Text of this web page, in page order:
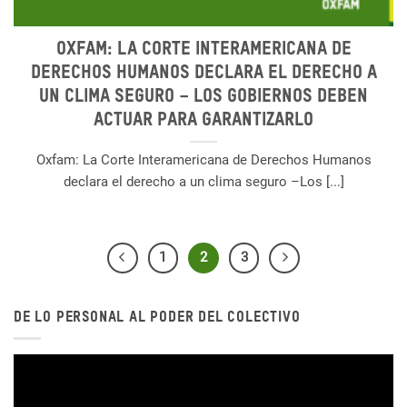
Oxfam: La Corte Interamericana de
Derechos Humanos declara el derecho a
un clima seguro – Los gobiernos deben
actuar para garantizarlo
Oxfam: La Corte Interamericana de Derechos Humanos
declara el derecho a un clima seguro –Los [...]
1 2 3
DE LO PERSONAL AL PODER DEL COLECTIVO